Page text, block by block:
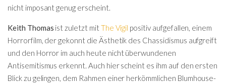
nicht imposant genug erscheint.
Keith Thomas ist zuletzt mit The Vigil positiv aufgefallen, einem
Horrorfilm, der gekonnt die Ästhetik des Chassidismus aufgreift
und den Horror im auch heute nicht überwundenen
Antisemitismus erkennt. Auch hier scheint es ihm auf den ersten
Blick zu gelingen, dem Rahmen einer herkömmlichen Blumhouse-